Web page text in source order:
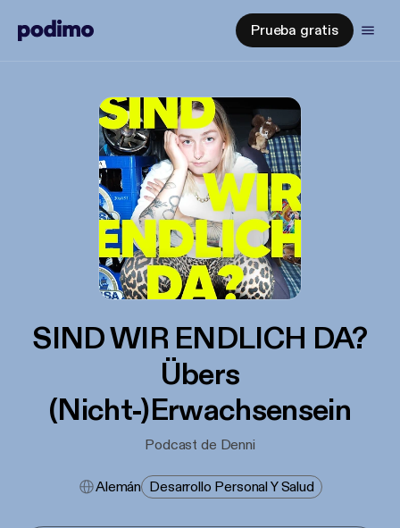
Prueba gratis
SIND WIR ENDLICH DA?
Übers
(Nicht-)Erwachsensein
Podcast de Denni
Alemán Desarrollo Personal Y Salud